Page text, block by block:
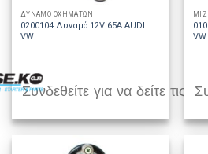
ΔΥΝΑΜΟ ΟΧΗΜΑΤΩΝ
0200104 Δυναμό 12V 65A AUDI
VW
Συνδεθείτε για να δείτε τις
VW